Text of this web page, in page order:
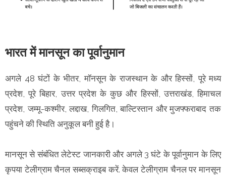
भारत में मानसून का पूर्वानुमान
अगले 48 घंटों के भीतर, मॉनसून के राजस्थान के और हिस्सों, पूरे मध्य
प्रदेश, पूरे बिहार, उत्तर प्रदेश के कुछ और हिस्सों, उत्तराखंड, हिमाचल
प्रदेश, जम्मू-कश्मीर, लद्दाख, गिलगित, बाल्टिस्तान और मुजफ्फराबाद तक
पहुंचने की स्थिति अनुकूल बनी हुई है।
मानसून से संबंधित लेटेस्ट जानकारी और अगले 3 घंटे के पूर्वानुमान के लिए
कृपया टेलीग्राम चैनल सब्सक्राइब करें. केवल टेलीग्राम चैनल पर मानसून